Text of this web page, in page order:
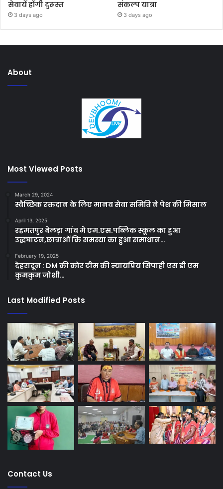
सेवायें होंगी दुरूस्त
3 days ago
संकल्प यात्रा
3 days ago
About
Most Viewed Posts
March 29, 2024
स्वैच्छिक रक्तदान के लिए मानव सेवा समिति ने पेश की मिसाल
April 13, 2025
रहमतपुर बेलड़ा गांव मे एम.एस.पब्लिक स्कूल का हुआ
उद्धघाटन,छात्राओं कि समस्या का हुआ समाधान…
February 19, 2025
देहरादून : DM की कोर टीम की न्यायप्रिय सिपाही एस डी एम
कुमकुम जोशी…
Last Modified Posts
Contact Us